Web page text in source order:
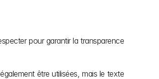
pour garantir la transparence
être utilisées, mais le texte